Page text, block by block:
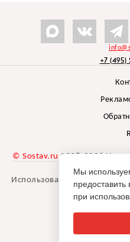
+7
© Sostav.ru 1998-2026
Использование материалов
Мы
при